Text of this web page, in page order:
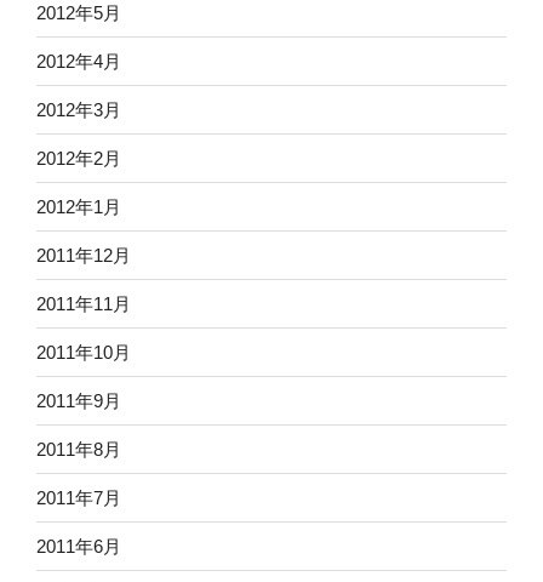
2012年5月
2012年4月
2012年3月
2012年2月
2012年1月
2011年12月
2011年11月
2011年10月
2011年9月
2011年8月
2011年7月
2011年6月